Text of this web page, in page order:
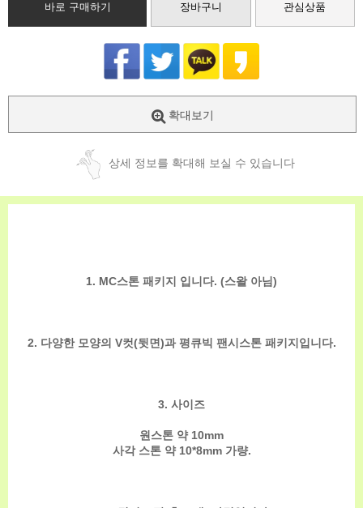
바로 구매하기 장바구니 관심상품
확대보기
상세 정보를 확대해 보실 수 있습니다
1. MC스톤 패키지 입니다. (스왈 아님)
2. 다양한 모양의 V컷(뒷면)과 평큐빅 팬시스톤 패키지입니다.
3. 사이즈
원스톤 약 10mm
사각 스톤 약 10*8mm 가량.